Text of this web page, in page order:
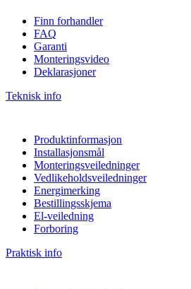
Finn forhandler
FAQ
Garanti
Monteringsvideo
Deklarasjoner
Teknisk info
Produktinformasjon
Installasjonsmål
Monteringsveiledninger
Vedlikeholdsveiledninger
Energimerking
Bestillingsskjema
El-veiledning
Forboring
Praktisk info